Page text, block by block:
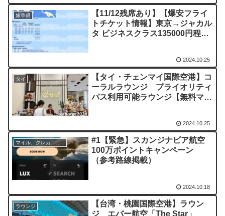
旅準備
【11/12残席あり】【爆安フライ
トチケット情報】東京→ジャカル
タ ビジネスクラス135000円程
2024.10.25
タイ
【タイ・チェンマイ国際空港】コ
ーラルラウンジ プライオリティ
パス利用可能ラウンジ【無料マッ
2024.10.25
マイル、クレカ、ポイ活
#1【緊急】スカンジナビア航空
100万ポイントキャンペーン
（参考路線掲載）
2024.10.18
ラウンジ
【台湾・桃園国際空港】ラウン
ジ エバー航空「The Star」